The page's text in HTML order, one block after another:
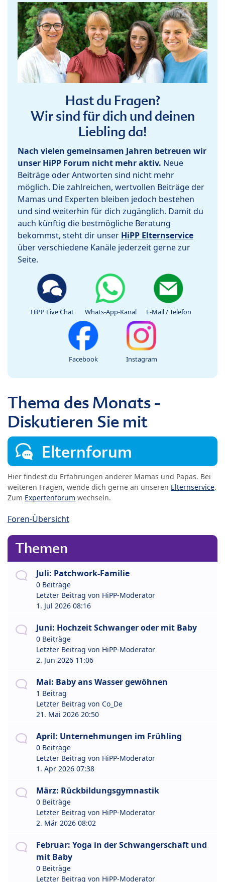
Hast du Fragen?
Wir sind für dich und deinen
Liebling da!
Nach vielen gemeinsamen Jahren betreuen wir
unser HiPP Forum nicht mehr aktiv. Neue
Beiträge oder Antworten sind nicht mehr
möglich. Die zahlreichen, wertvollen Beiträge der
Mamas und Experten bleiben jedoch bestehen
und sind weiterhin für dich zugänglich. Damit du
auch künftig die bestmögliche Beratung
bekommst, steht dir unser HiPP Elternservice
über verschiedene Kanäle jederzeit gerne zur
Seite.
HiPP Live Chat Whats-App-Kanal E-Mail / Telefon
Facebook Instagram
Thema des Monats -
Diskutieren Sie mit
Elternforum
Hier findest du Erfahrungen anderer Mamas und Papas. Bei
weiteren Fragen, wende dich gerne an unseren Elternservice.
Zum Expertenforum wechseln.
Foren-Übersicht
Themen
Juli: Patchwork-Familie
0 Beiträge
Letzter Beitrag von HiPP-Moderator
1. Jul 2026 08:16
Juni: Hochzeit Schwanger oder mit Baby
0 Beiträge
Letzter Beitrag von HiPP-Moderator
2. Jun 2026 11:06
Mai: Baby ans Wasser gewöhnen
1 Beitrag
Letzter Beitrag von Co_De
21. Mai 2026 20:50
April: Unternehmungen im Frühling
0 Beiträge
Letzter Beitrag von HiPP-Moderator
1. Apr 2026 07:38
März: Rückbildungsgymnastik
0 Beiträge
Letzter Beitrag von HiPP-Moderator
2. Mär 2026 08:02
Februar: Yoga in der Schwangerschaft und
mit Baby
0 Beiträge
Letzter Beitrag von HiPP-Moderator